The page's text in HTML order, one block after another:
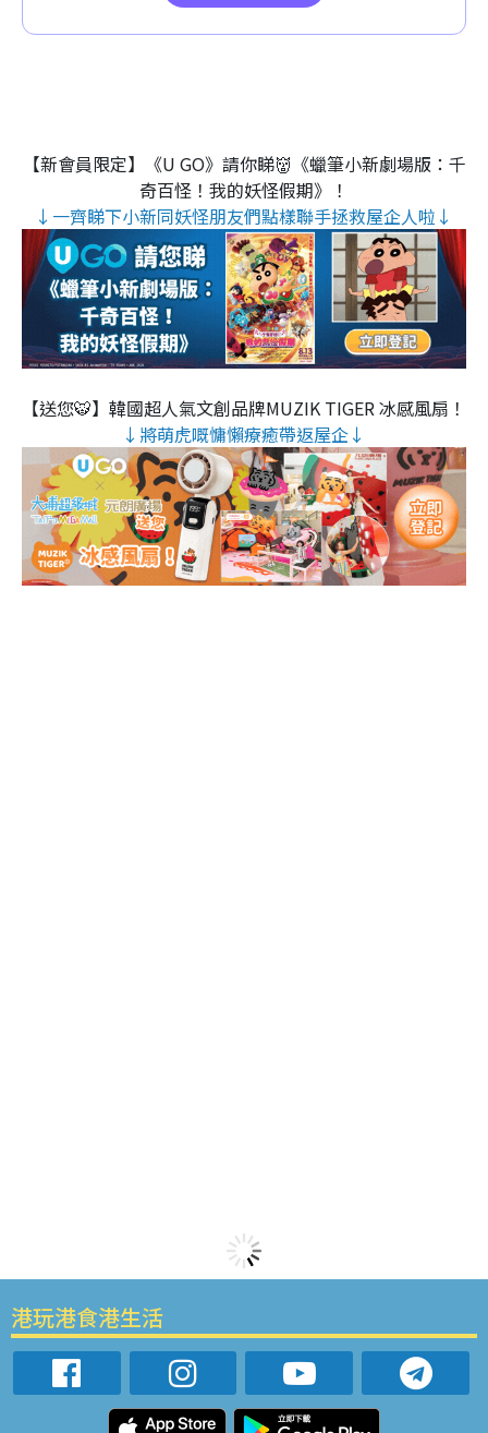
【新會員限定】《U GO》請你睇👹《蠟筆小新劇場版：千
奇百怪！我的妖怪假期》！
↓一齊睇下小新同妖怪朋友們點樣聯手拯救屋企人啦↓
【送您🐯】韓國超人氣文創品牌MUZIK TIGER 冰感風扇！
↓將萌虎嘅慵懶療癒帶返屋企↓
港玩港食港生活